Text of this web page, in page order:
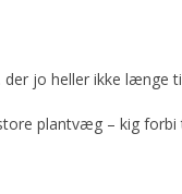
jo heller ikke længe
plantvæg – kig forbi